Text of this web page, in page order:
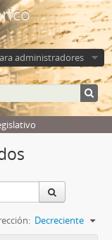
administradores
Decreciente